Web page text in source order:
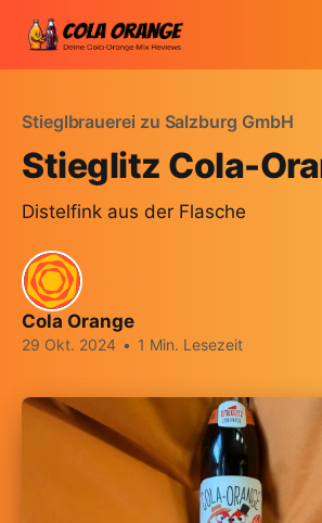
Stieglbrauerei zu Salzburg GmbH
Stieglitz Cola-
Distelfink aus der Flasche
Cola Orange
29 Okt. 2024 • 1 Min. Lesezeit